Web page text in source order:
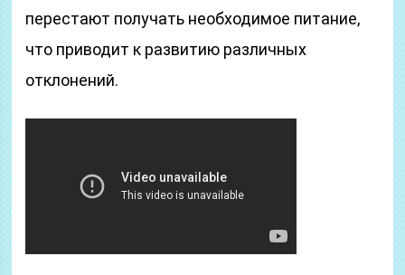
перестают получать необходимое питание,
что приводит к развитию различных
отклонений.